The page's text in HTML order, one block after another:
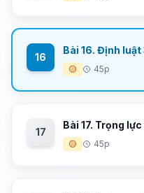
16
Bài 16. Định
🟡 45p
17
Bài 17. Trọng
🟡 45p